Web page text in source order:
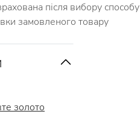
після вибору способу
замовленого товару
золото